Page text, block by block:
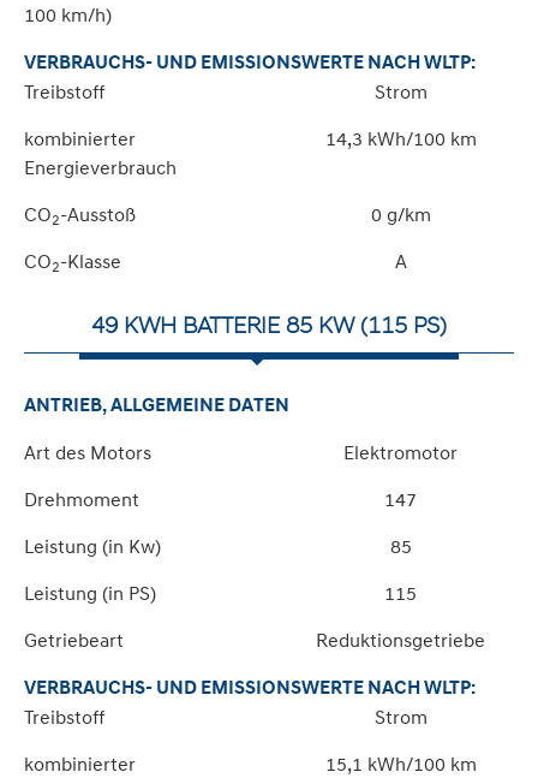
100 km/h)
VERBRAUCHS- UND EMISSIONSWERTE NACH WLTP:
Treibstoff
Strom
kombinierter
Energieverbrauch
14,3 kWh/100 km
CO2-Ausstoß
0 g/km
CO2-Klasse A
49 KWH BATTERIE 85 KW (115 PS)
ANTRIEB, ALLGEMEINE DATEN
Art des Motors
Elektromotor
Drehmoment
147
Leistung (in Kw)
85
Leistung (in PS)
115
Getriebeart
Reduktionsgetriebe
VERBRAUCHS- UND EMISSIONSWERTE NACH WLTP:
Treibstoff
Strom
kombinierter
15,1 kWh/100 km